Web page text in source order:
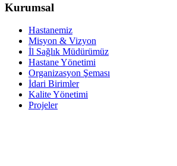
Kurumsal
Hastanemiz
Misyon & Vizyon
İl Sağlık Müdürümüz
Hastane Yönetimi
Organizasyon Şeması
İdari Birimler
Kalite Yönetimi
Projeler